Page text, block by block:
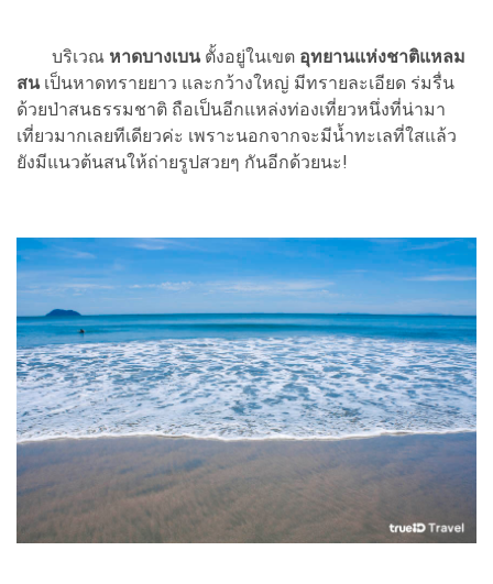
บริเวณ หาดบางเบนตั้งอยู่ในเขต อุทยานแห่งชาติแหลม
สนเป็นหาดทรายยาว และกว้างใหญ่ มีทรายละเอียด ร่มรื่น
ด้วยป่าสนธรรมชาติ ถือเป็นอีกแหล่งท่องเที่ยวหนึ่งที่น่ามา
เที่ยวมากเลยทีเดียวค่ะ เพราะนอกจากจะมีน้ำทะเลที่ใสแล้ว
ยังมีแนวต้นสนให้ถ่ายรูปสวยๆ กันอีกด้วยนะ!